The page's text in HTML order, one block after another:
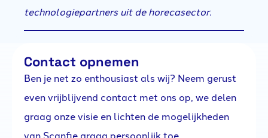
technologiepartners uit de horecasector.
Contact opnemen
Ben je net zo enthousiast als wij? Neem gerust
even vrijblijvend contact met ons op, we delen
graag onze visie en lichten de mogelijkheden
van Scanfie graag persoonlijk toe.